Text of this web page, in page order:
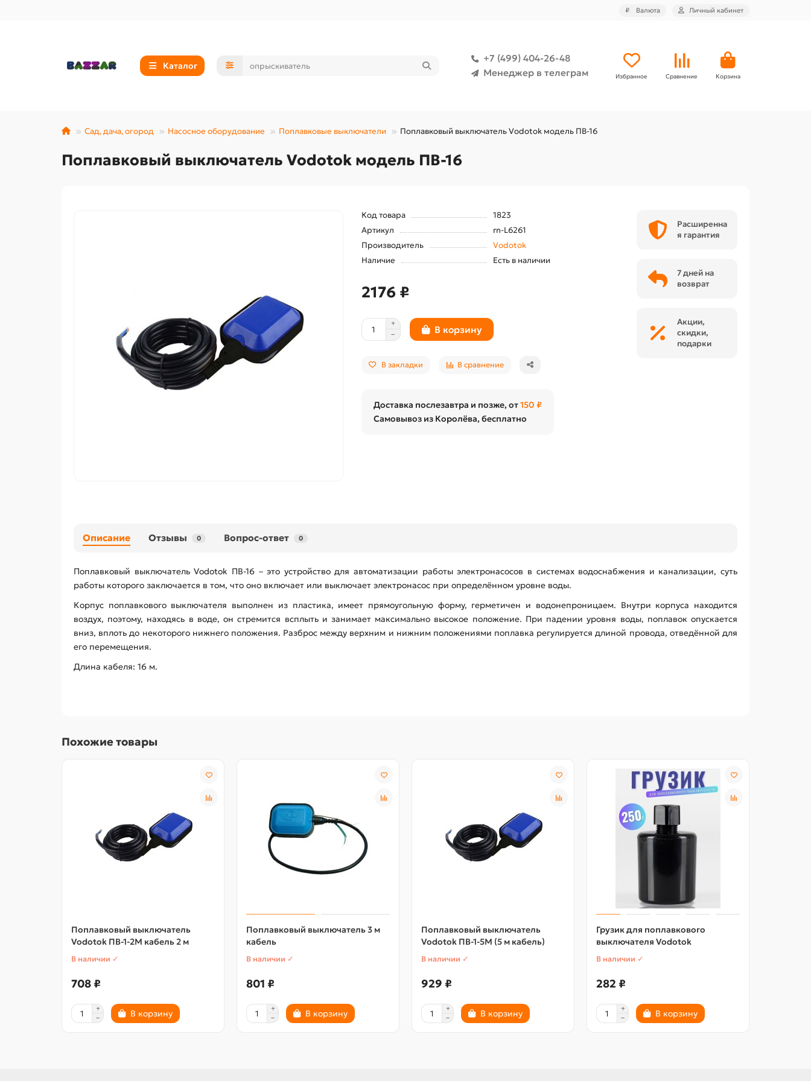
₽ Валюта Личный кабинет
Каталог
+7 (499) 404-26-48
Менеджер в телеграм
Избранное Сравнение Корзина
Сад, дача, огород Насосное оборудование Поплавковые выключатели Поплавковый выключатель Vodotok модель ПВ-16
Поплавковый выключатель Vodotok модель ПВ-16
Код товара
1823
Артикул
rn-L6261
Производитель
Vodotok
Наличие
Есть в наличии
2176 ₽
В корзину
В закладки В сравнение
Доставка послезавтра и позже, от150 ₽
Самовывоз из Королёва, бесплатно
Расширенна
я гарантия
7 дней на
возврат
Акции,
скидки,
подарки
Описание Отзывы 0 Вопрос-ответ 0
Поплавковый выключатель Vodotok ПВ-16 – это устройство для автоматизации работы электронасосов в системах водоснабжения и канализации, суть
работы которого заключается в том, что оно включает или выключает электронасос при определённом уровне воды.
Корпус поплавкового выключателя выполнен из пластика, имеет прямоугольную форму, герметичен и водонепроницаем. Внутри корпуса находится
воздух, поэтому, находясь в воде, он стремится всплыть и занимает максимально высокое положение. При падении уровня воды, поплавок опускается
вниз, вплоть до некоторого нижнего положения. Разброс между верхним и нижним положениями поплавка регулируется длиной провода, отведённой для
его перемещения.
Длина кабеля: 16 м.
Похожие товары
Поплавковый выключатель
Vodotok ПВ-1-2М кабель 2 м
В наличии ✓
708 ₽
В корзину
Поплавковый выключатель 3 м
кабель
В наличии ✓
801 ₽
В корзину
Поплавковый выключатель
Vodotok ПВ-1-5M (5 м кабель)
В наличии ✓
929 ₽
В корзину
Грузик для поплавкового
выключателя Vodotok
В наличии ✓
282 ₽
В корзину